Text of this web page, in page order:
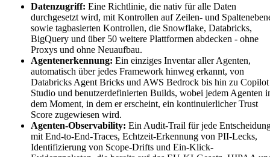
Datenzugriff: Eine Richtlinie, die nativ für alle Daten
durchgesetzt wird, mit Kontrollen auf Zeilen- und
sowie tagbasierten Kontrollen, die Snowflake, Databricks,
BigQuery und über 50 weitere Plattformen abdecken - ohne
Proxys und ohne Neuaufbau.
Agentenerkennung: Ein einziges Inventar aller Agenten,
automatisch über jedes Framework hinweg erkannt, von
Databricks Agent Bricks und AWS Bedrock bis hin zu Copilot
Studio und benutzerdefinierten Builds, wobei jedem Agenten
dem Moment, in dem er erscheint, ein kontinuierlicher Trust
Score zugewiesen wird.
Agenten-Observability: Ein Audit-Trail für jede
mit End-to-End-Traces, Echtzeit-Erkennung von PII-Lecks,
Identifizierung von Scope-Drifts und Ein-Klick-